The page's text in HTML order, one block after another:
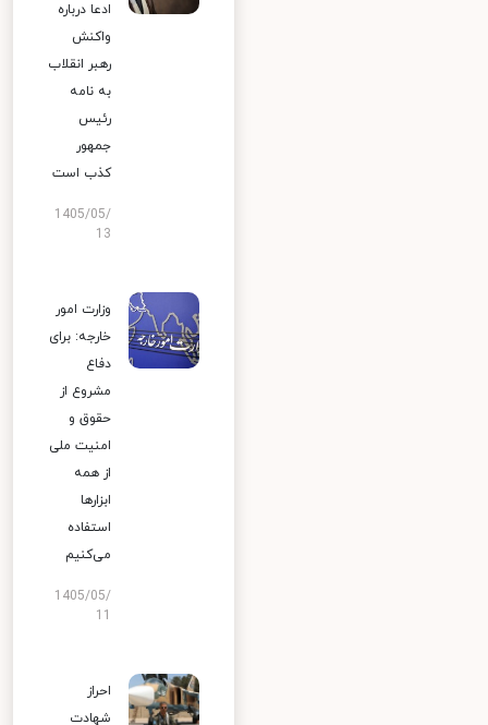
ادعا درباره
واکنش
رهبر انقلاب
به نامه
رئیس
جمهور
کذب است
1405/05/
13
وزارت امور
خارجه: برای
دفاع
مشروع از
حقوق و
امنیت ملی
از همه
ابزارها
استفاده
می‌کنیم
1405/05/
احراز
شهادت